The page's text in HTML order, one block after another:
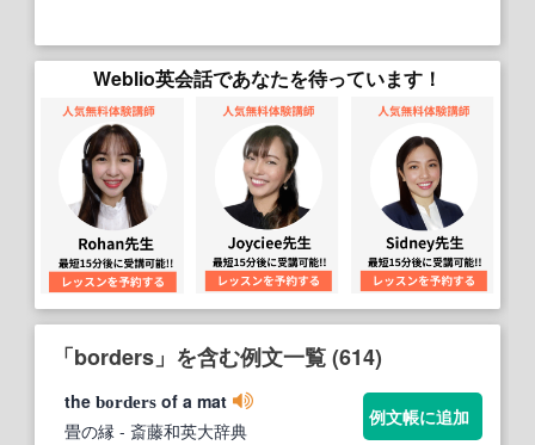
Weblio英会話であなたを待っています！
「borders」を含む例文一覧 (614)
the borders of a mat
畳の縁 - 斎藤和英大辞典
例文帳に追加